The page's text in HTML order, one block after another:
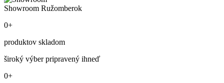
Showroom Ružomberok
0+
produktov skladom
široký výber pripravený ihneď
0+